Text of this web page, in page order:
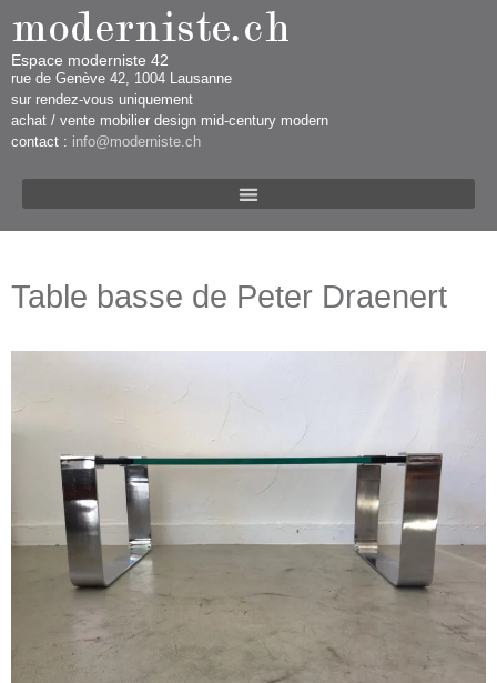
Espace moderniste 42
rue d​​​​e Genève 42, 1004 Lausanne​​
sur rendez-vous uniquement ​​​
​achat / vente mobilier design mid-century modern
contact : info@moderniste.ch
Table basse de Peter Draenert